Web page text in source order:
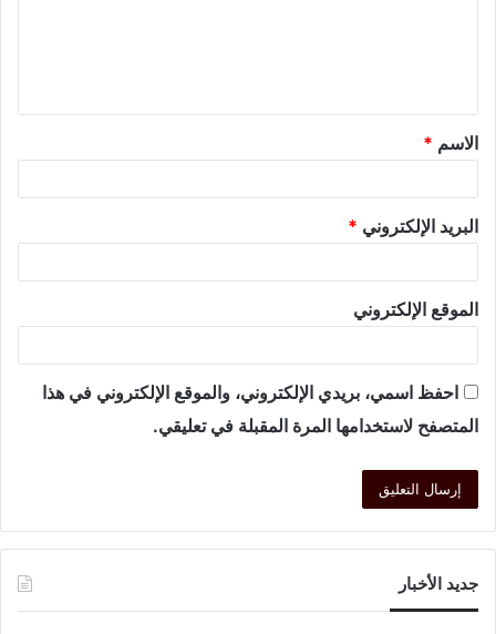
الاسم *
البريد الإلكتروني *
الموقع الإلكتروني
احفظ اسمي، بريدي الإلكتروني، والموقع الإلكتروني في هذا
المتصفح لاستخدامها المرة المقبلة في تعليقي.
جديد الأخبار